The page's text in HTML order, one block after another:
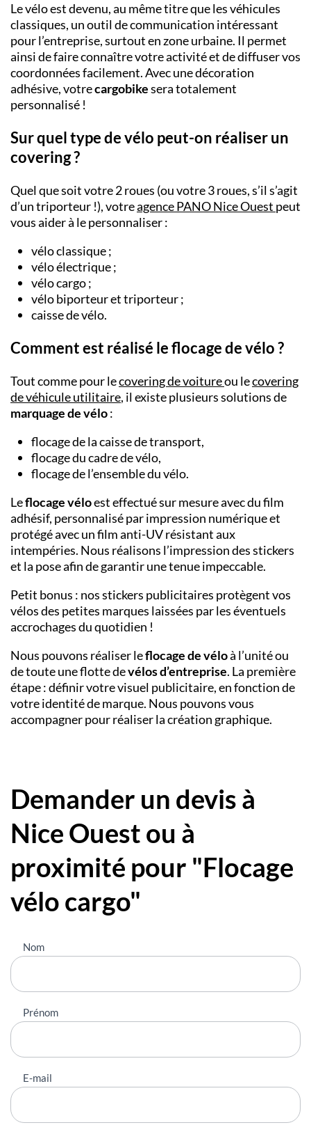
Le vélo est devenu, au même titre que les véhicules
classiques, un outil de communication intéressant
pour l’entreprise, surtout en zone urbaine. Il permet
ainsi de faire connaître votre activité et de diffuser vos
coordonnées facilement. Avec une décoration
adhésive, votrecargobikesera totalement
personnalisé !
Sur quel type de vélo peut-on réaliser un
covering ?
Quel que soit votre 2 roues (ou votre 3 roues, s’il s’agit
d’un triporteur !), votreagence PANONice Ouest peut
vous aider à le personnaliser :
vélo classique ;
vélo électrique ;
vélo cargo ;
vélo biporteur et triporteur ;
caisse de vélo.
Comment est réalisé le flocage de vélo ?
Tout comme pour lecovering de voitureou lecovering
de véhicule utilitaire, il existe plusieurs solutions de
marquage de vélo:
flocage de la caisse de transport,
flocage du cadre de vélo,
flocage de l’ensemble du vélo.
Leflocage véloest effectué sur mesure avec du film
adhésif, personnalisé par impression numérique et
protégé avec un film anti-UV résistant aux
intempéries. Nous réalisons l’impression des stickers
et la pose afin de garantir une tenue impeccable.
Petit bonus : nos stickers publicitaires protègent vos
vélos des petites marques laissées par les éventuels
accrochages du quotidien !
Nous pouvons réaliser leflocage de véloà l’unité ou
de toute une flotte devélos d’entreprise. La première
étape : définir votre visuel publicitaire, en fonction de
votre identité de marque. Nous pouvons vous
accompagner pour réaliser la création graphique.
Demander un devis à
Nice Ouest ou à
proximité pour "Flocage
vélo cargo"
Nous
contacter
Nom
Prénom
E-mail